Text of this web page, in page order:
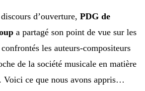
d’ouverture, PDG de
a partagé son point de vue sur les
les auteurs-compositeurs
de la société musicale en matière
Voici ce que nous avons appris…